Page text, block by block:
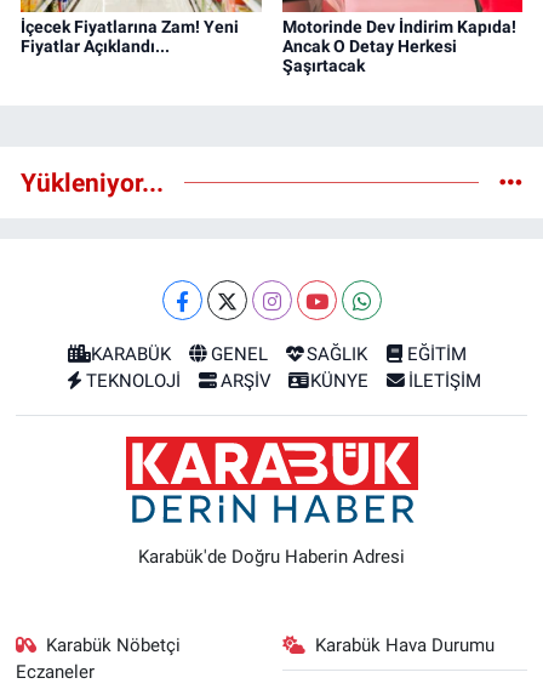
İçecek Fiyatlarına Zam! Yeni
Fiyatlar Açıklandı...
Motorinde Dev İndirim Kapıda!
Ancak O Detay Herkesi
Şaşırtacak
Yükleniyor...
KARABÜK GENEL SAĞLIK
EĞİTİM
TEKNOLOJİ
ARŞİV KÜNYE İLETİŞİM
Karabük'de Doğru Haberin Adresi
Karabük Nöbetçi
Eczaneler
Karabük Hava Durumu